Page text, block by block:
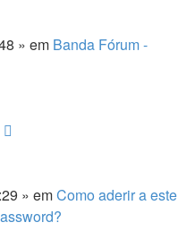
» em Banda Fórum -
» emComo aderir a este